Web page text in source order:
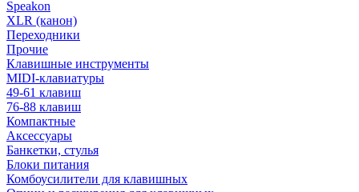
Speakon
XLR (канон)
Переходники
Прочие
Клавишные инструменты
MIDI-клавиатуры
49-61 клавиш
76-88 клавиш
Компактные
Аксессуары
Банкетки, стулья
Блоки питания
Комбоусилители для клавишных